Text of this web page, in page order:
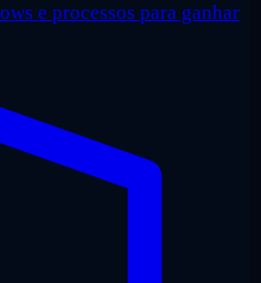
e processos para ganhar